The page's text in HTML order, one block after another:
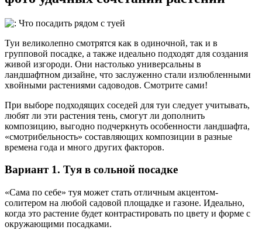
Туи великолепно смотрятся как в одиночной, так и в
групповой посадке, а также идеально подходят для создания
живой изгороди. Они настолько универсальны в
ландшафтном дизайне, что заслуженно стали излюбленными
хвойными растениями садоводов. Смотрите сами!
При выборе подходящих соседей для туи следует учитывать,
любят ли эти растения тень, смогут ли дополнить
композицию, выгодно подчеркнуть особенности ландшафта,
«смотрибельность» составляющих композиции в разные
времена года и много других факторов.
Вариант 1. Туя в сольной посадке
«Сама по себе» туя может стать отличным акцентом-
солитером на любой садовой площадке и газоне. Идеально,
когда это растение будет контрастировать по цвету и форме с
окружающими посадками.